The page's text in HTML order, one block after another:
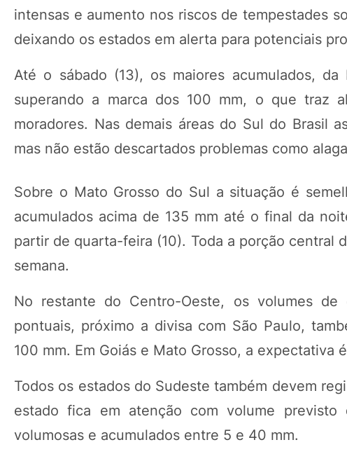
intensas e aumento nos riscos de tempestades
deixando os estados em alerta para potenciais
Até o sábado (13), os maiores acumulados,
superando a marca dos 100 mm, o que traz
moradores. Nas demais áreas do Sul do Brasil
mas não estão descartados problemas como
Sobre o Mato Grosso do Sul a situação é
acumulados acima de 135 mm até o final da
partir de quarta-feira (10). Toda a porção central
semana.
No restante do Centro-Oeste, os volumes
pontuais, próximo a divisa com São Paulo,
100 mm. Em Goiás e Mato Grosso, a
Todos os estados do Sudeste também devem
estado fica em atenção com volume
volumosas e acumulados entre 5 e 40 mm.